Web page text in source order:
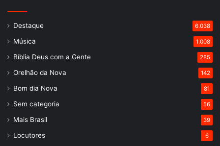
Destaque 6.038
Música 1.008
Bíblia Deus com a Gente 285
Orelhão da Nova 142
Bom dia Nova 81
Sem categoria 56
Mais Brasil 39
Locutores 6